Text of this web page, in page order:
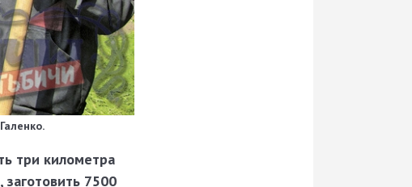
три километра
заготовить 7500